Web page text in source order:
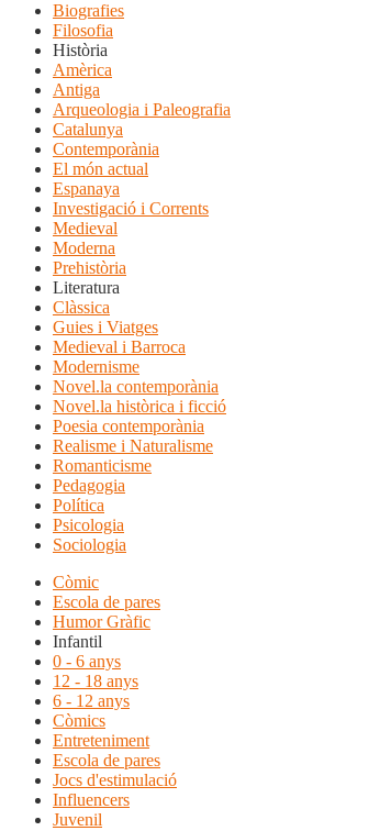
Biografies
Filosofia
Història
Amèrica
Antiga
Arqueologia i Paleografia
Catalunya
Contemporània
El món actual
Espanaya
Investigació i Corrents
Medieval
Moderna
Prehistòria
Literatura
Clàssica
Guies i Viatges
Medieval i Barroca
Modernisme
Novel.la contemporània
Novel.la històrica i ficció
Poesia contemporània
Realisme i Naturalisme
Romanticisme
Pedagogia
Política
Psicologia
Sociologia
Còmic
Escola de pares
Humor Gràfic
Infantil
0 - 6 anys
12 - 18 anys
6 - 12 anys
Còmics
Entreteniment
Escola de pares
Jocs d'estimulació
Influencers
Juvenil